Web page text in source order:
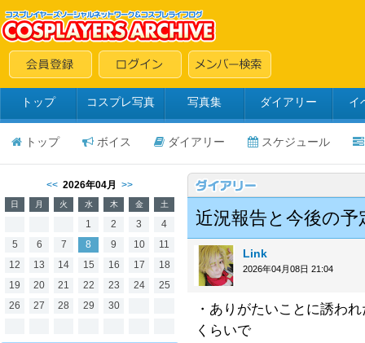
トップ コスプレ写真 写真集 ダイアリー イ
トップ ボイス ダイアリー スケジュール
<< 2026年04月 >>
日 月 火 水 木 金 土
1 2 3
4
5
6 7 8 9 10
11
12
13 14 15 16 17
18
19
20 21 22 23 24
25
26
27 28 29 30
近況報告と今後の予
Link
2026年04月08日 21:04
・ありがたいことに誘わ
くらいで